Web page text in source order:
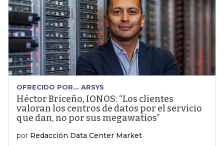
OFRECIDO POR... ARSYS
Héctor Briceño, IONOS: “Los clientes
valoran los centros de datos por el servicio
que dan, no por sus megawatios”
por Redacción Data Center Market